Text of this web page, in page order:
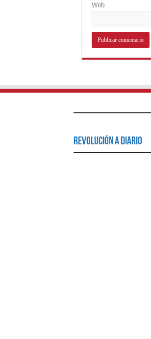
Web
Revolución a Diario